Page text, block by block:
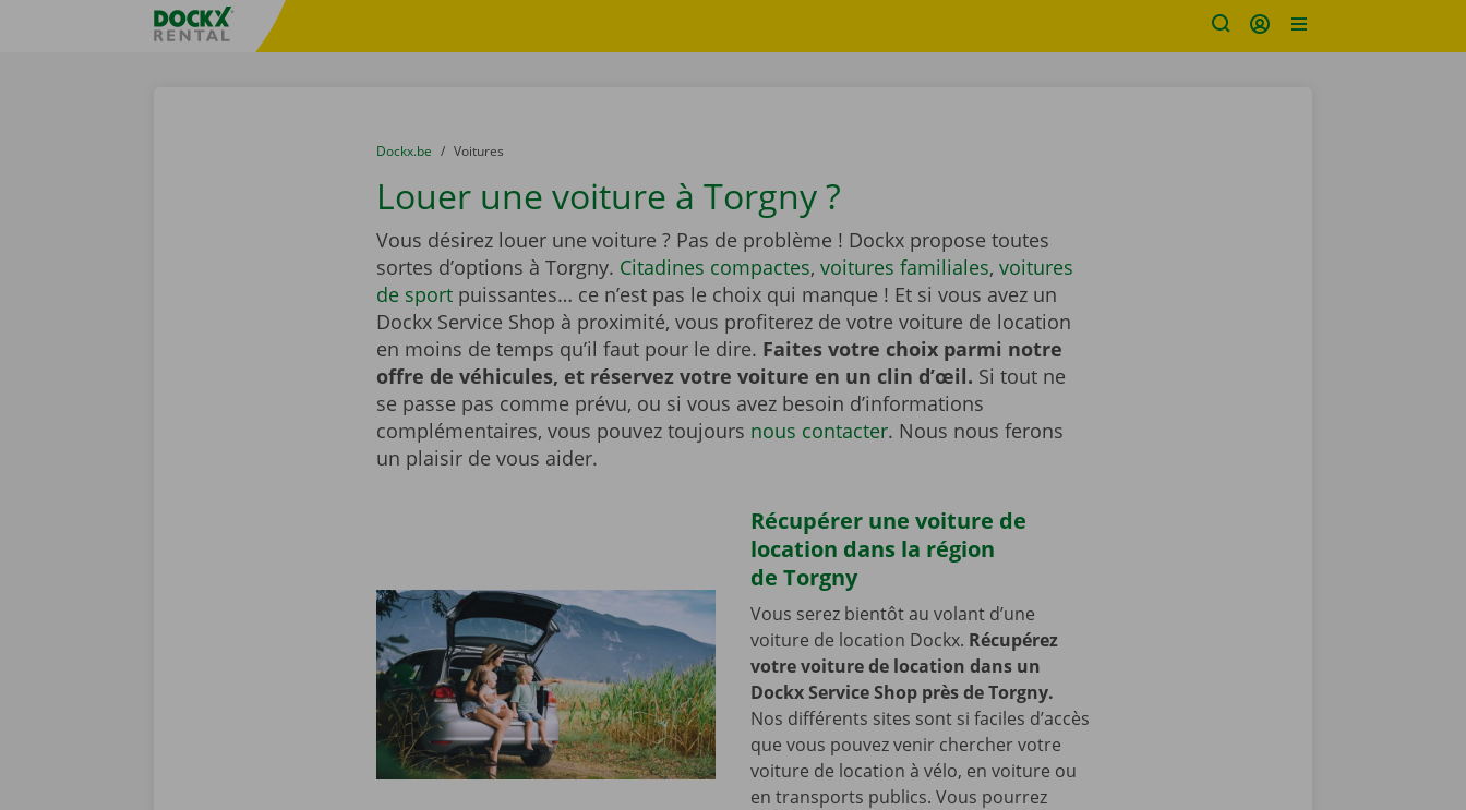
sitename
You are here:
du
Dockx.be to
Voitures
Louer une voiture à Torgny ?
Vous désirez louer une voiture ? Pas de problème ! Dockx propose toutes
sortes d’options à Torgny. Citadines compactes, voitures familiales, voitures
de sportpuissantes… ce n’est pas le choix qui manque ! Et si vous avez un
Dockx Service Shop à proximité, vous profiterez de votre voiture de location
en moins de temps qu’il faut pour le dire. Faites votre choix parmi notre
offre de véhicules, et réservez votre voiture en un clin d’œil. Si tout ne
se passe pas comme prévu, ou si vous avez besoin d’informations
complémentaires, vous pouvez toujours nous contacter. Nous nous ferons
un plaisir de vous aider.
Récupérer une voiture de
location dans la région
de Torgny
Vous serez bientôt au volant d’une
voiture de location Dockx. Récupérez
votre voiture de location dans un
Dockx Service Shop près de Torgny.
Nos différents sites sont si faciles d’accès
que vous pouvez venir chercher votre
voiture de location à vélo, en voiture ou
en transports publics. Vous pourrez